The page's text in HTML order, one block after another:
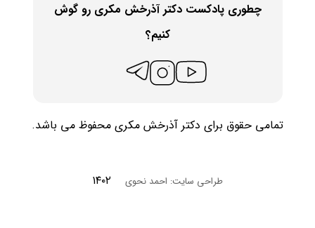
چطوری پادکست دکتر آذرخش مکری رو گوش
کنیم؟
تمامی حقوق برای دکتر آذرخش مکری محفوظ می باشد.
۱۴۰۲ طراحی سایت: احمد نحوی